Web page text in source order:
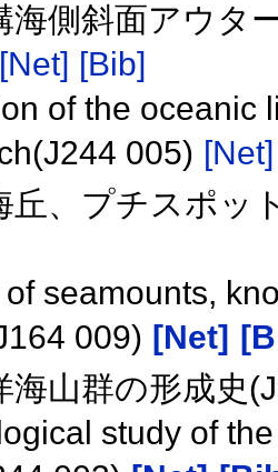
海側斜面アウタ
[Net] [Bib]
of the oceanic
005) [Net]
丘、プチスポッ
seamounts,
009) [Net]
海山群の形成史
study of